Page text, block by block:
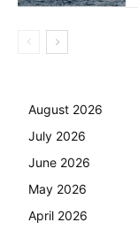
August 2026
July 2026
June 2026
May 2026
April 2026